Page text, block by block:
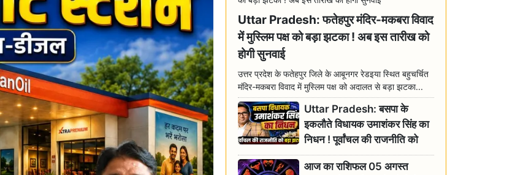
Uttar Pradesh: फतेहपुर मंदिर-मकबरा विवाद
में मुस्लिम पक्ष को बड़ा झटका ! अब इस तारीख को
होगी सुनवाई
उत्तर प्रदेश के फतेहपुर जिले के आबूनगर रेडइया स्थित बहुचर्चित
मंदिर-मकबरा विवाद में मुस्लिम पक्ष को अदालत से बड़ा झटका...
Uttar Pradesh: बसपा के
इकलौते विधायक उमाशंकर सिंह का
निधन ! पूर्वांचल की राजनीति को
बड़ा झटका, योगी ने जताया दुःख
आज का राशिफल 05 अगस्त